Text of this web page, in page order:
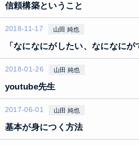
信頼構築ということ
2018-11-17 山田 純也
「なになにがしたい、なになに
2018-01-26 山田 純也
youtube先生
2017-06-01 山田 純也
基本が身につく方法